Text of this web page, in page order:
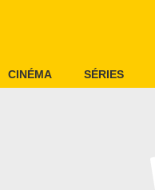
CINÉMA SÉRIES